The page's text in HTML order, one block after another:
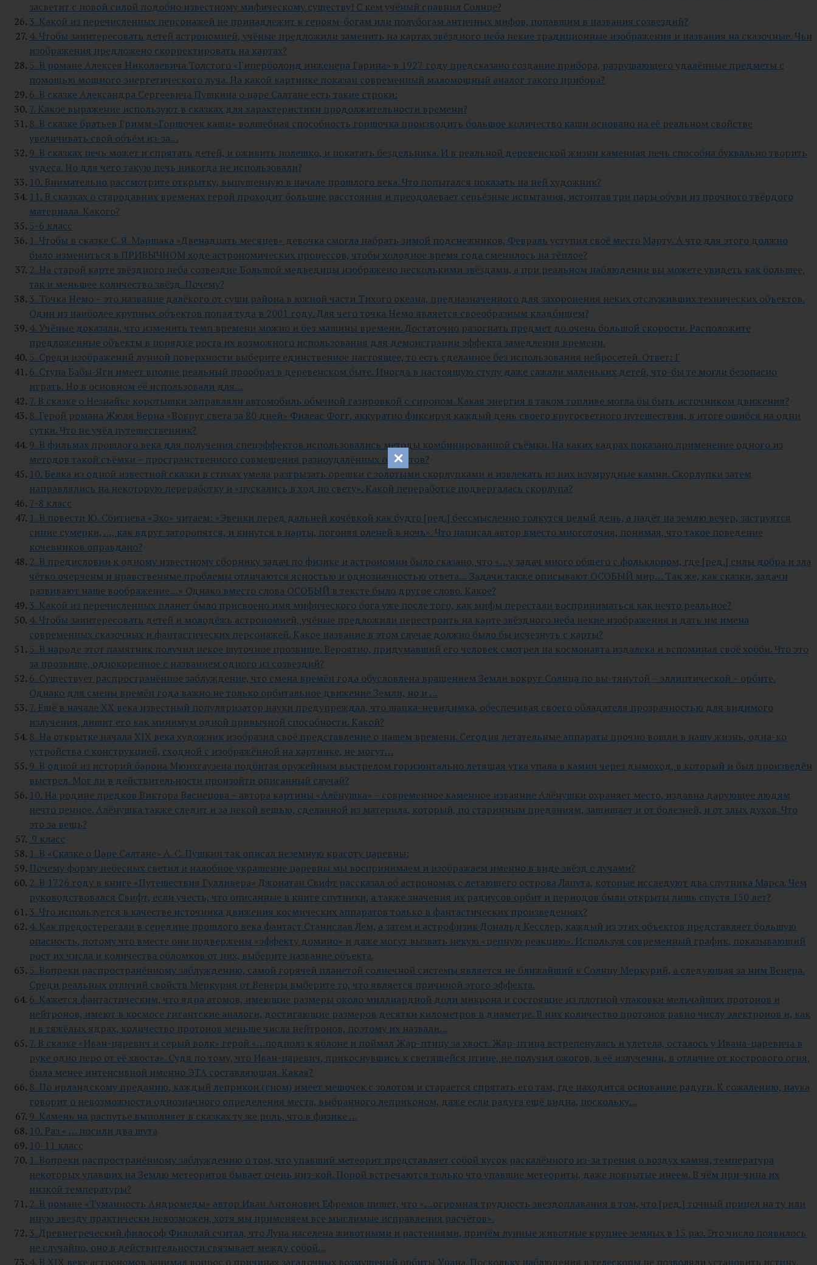
засветит с новой силой подобно известному мифическому существу! С кем учёный сравнил Солнце?
3. Какой из перечисленных персонажей не принадлежит к героям-богам или полубогам античных мифов, попавшим в названия созвездий?
4. Чтобы заинтересовать детей астрономией, учёные предложили заменить на картах звёздного неба некие традиционные изображения и названия на сказочные. Чьи
изображения предложено скорректировать на картах?
5. В романе Алексея Николаевича Толстого «Гиперболоид инженера Гарина» в 1927 году предсказано создание прибора, разрушающего удалённые предметы с
помощью мощного энергетического луча. На какой картинке показан современный маломощный аналог такого прибора?
6. В сказке Александра Сергеевича Пушкина о царе Салтане есть такие строки:
7. Какое выражение используют в сказках для характеристики продолжительности времени?
8. В сказке братьев Гримм «Горшочек каши» волшебная способность горшочка производить большое количество каши основано на её реальном свойстве
увеличивать свой объём из-за…
9. В сказках печь может и спрятать детей, и оживить полешко, и покатать бездельника. И в реальной деревенской жизни каменная печь способна буквально творить
чудеса. Но для чего такую печь никогда не использовали?
10. Внимательно рассмотрите открытку, выпущенную в начале прошлого века. Что попытался показать на ней художник?
11. В сказках о стародавних временах герой проходит большие расстояния и преодолевает серьёзные испытания, истоптав три пары обуви из прочного твёрдого
материала. Какого?
5-6 класс
1. Чтобы в сказке С. Я. Маршака «Двенадцать месяцев» девочка смогла набрать зимой подснежников, Февраль уступил своё место Марту. А что для этого должно
было измениться в ПРИВЫЧНОМ ходе астрономических процессов, чтобы холодное время года сменилось на тёплое?
2. На старой карте звёздного неба созвездие Большой медведицы изображено несколькими звёздами, а при реальном наблюдении вы можете увидеть как большее,
так и меньшее количество звёзд. Почему?
3. Точка Немо – это название далёкого от суши района в южной части Тихого океана, предназначенного для захоронения неких отслуживших технических объектов.
Один из наиболее крупных объектов попал туда в 2001 году. Для чего точка Немо является своеобразным кладбищем?
4. Учёные доказали, что изменить темп времени можно и без машины времени. Достаточно разогнать предмет до очень большой скорости. Расположите
предложенные объекты в порядке роста их возможного использования для демонстрации эффекта замедления времени.
5. Среди изображений лунной поверхности выберите единственное настоящее, то есть сделанное без использования нейросетей. Ответ: Г
6. Ступа Бабы-Яги имеет вполне реальный прообраз в деревенском быте. Иногда в настоящую ступу даже сажали маленьких детей, что-бы те могли безопасно
играть. Но в основном её использовали для…
7. В сказке о Незнайке коротышки заправляли автомобиль обычной газировкой с сиропом. Какая энергия в таком топливе могла бы быть источником движения?
8. Герой романа Жюля Верна «Вокруг света за 80 дней» Филеас Фогг, аккуратно фиксируя каждый день своего кругосветного путешествия, в итоге ошибся на одни
сутки. Что не учёл путешественник?
9. В фильмах прошлого века для получения спецэффектов использовались методы комбинированной съёмки. На каких кадрах показано применение одного из
методов такой съёмки – пространственного совмещения разноудалённых объектов?
10. Белка из одной известной сказки в стихах умела разгрызать орешки с золотыми скорлупками и извлекать из них изумрудные камни. Скорлупки затем
направлялись на некоторую переработку и «пускались в ход по свету». Какой переработке подвергалась скорлупа?
7-8 класс
1. В повести Ю. Сбитнева «Эхо» читаем: «Эвенки перед дальней кочёвкой как будто [ред.] бессмысленно толкутся целый день, а падёт на землю вечер, заструятся
синие сумерки, …, как вдруг заторопятся, и кинутся в нарты, погоняя оленей в ночь». Что написал автор вместо многоточия, понимая, что такое поведение
кочевников оправдано?
2. В предисловии к одному известному сборнику задач по физике и астрономии было сказано, что «…у задач много общего с фольклором, где [ред.] силы добра и зла
чётко очерчены и нравственные проблемы отличаются ясностью и однозначностью ответа… Задачи также описывают ОСОБЫЙ мир… Так же, как сказки, задачи
развивают наше воображение…» Однако вместо слова ОСОБЫЙ в тексте было другое слово. Какое?
3. Какой из перечисленных планет было присвоено имя мифического бога уже после того, как мифы перестали восприниматься как нечто реальное?
4. Чтобы заинтересовать детей и молодёжь астрономией, учёные предложили перестроить на карте звёздного неба некие изображения и дать им имена
современных сказочных и фантастических персонажей. Какое название в этом случае должно было бы исчезнуть с карты?
5. В народе этот памятник получил некое шуточное прозвище. Вероятно, придумавший его человек смотрел на космонавта издалека и вспоминал своё хобби. Что это
за прозвище, однокоренное с названием одного из созвездий?
6. Существует распространённое заблуждение, что смена времён года обусловлена вращением Земли вокруг Солнца по вы-тянутой – эллиптической – орбите.
Однако для смены времён года важно не только орбитальное движение Земли, но и …
7. Ещё в начале XX века известный популяризатор науки предупреждал, что шапка-невидимка, обеспечивая своего обладателя прозрачностью для видимого
излучения, лишит его как минимум одной привычной способности. Какой?
8. На открытке начала XIX века художник изобразил своё представление о нашем времени. Сегодня летательные аппараты прочно вошли в нашу жизнь, одна-ко
устройства с конструкцией, сходной с изображённой на картинке, не могут…
9. В одной из историй барона Мюнхгаузена подбитая оружейным выстрелом горизонтально летящая утка упала в камин через дымоход, в который и был произведён
выстрел. Мог ли в действительности произойти описанный случай?
10. На родине предков Виктора Васнецова – автора картины «Алёнушка» – современное каменное изваяние Алёнушки охраняет место, издавна дарующее людям
нечто ценное. Алёнушка также следит и за некой вещью, сделанной из материла, который, по старинным преданиям, защищает и от болезней, и от злых духов. Что
это за вещь?
9 класс
1. В «Сказке о Царе Салтане» А. С. Пушкин так описал неземную красоту царевны:
Почему форму небесных светил и налобное украшение царевны мы воспринимаем и изображаем именно в виде звёзд с лучами?
2. В 1726 году в книге «Путешествия Гулливера» Джонатан Свифт рассказал об астрономах с летающего острова Лапута, которые исследуют два спутника Марса. Чем
руководствовался Свифт, если учесть, что описанные в книге спутники, а также значения их радиусов орбит и периодов были открыты лишь спустя 150 лет?
3. Что используется в качестве источника движения космических аппаратов только в фантастических произведениях?
4. Как предостерегали в середине прошлого века фантаст Станислав Лем, а затем и астрофизик Дональд Кесслер, каждый из этих объектов представляет большую
опасность, потому что вместе они подвержены «эффекту домино» и даже могут вызвать некую «цепную реакцию». Используя современный график, показывающий
рост их числа и количества обломков от них, выберите название объекта.
5. Вопреки распространённому заблуждению, самой горячей планетой солнечной системы является не ближайший к Солнцу Меркурий, а следующая за ним Венера.
Среди реальных отличий свойств Меркурия от Венеры выберите то, что является причиной этого эффекта.
6. Кажется фантастическим, что ядра атомов, имеющие размеры около миллиардной доли микрона и состоящие из плотной упаковки мельчайших протонов и
нейтронов, имеют в космосе гигантские аналоги, достигающие размеров десятки километров в диаметре. В них количество протонов равно числу электронов и, как
и в тяжёлых ядрах, количество протонов меньше числа нейтронов, поэтому их назвали…
7. В сказке «Иван-царевич и серый волк» герой «…подполз к яблоне и поймал Жар-птицу за хвост. Жар-птица встрепенулась и улетела, осталось у Ивана-царевича в
руке одно перо от её хвоста». Судя по тому, что Иван-царевич, прикоснувшись к светящейся птице, не получил ожогов, в её излучении, в отличие от кострового огня,
была менее интенсивной именно ЭТА составляющая. Какая?
8. По ирландскому преданию, каждый леприкон (гном) имеет мешочек с золотом и старается спрятать его там, где находится основание радуги. К сожалению, наука
говорит о невозможности однозначного определения места, выбранного леприконом, даже если радуга ещё видна, поскольку…
9. Камень на распутье выполняет в сказках ту же роль, что в физике …
10. Раз « … носили два шута
10-11 класс
1. Вопреки распространённому заблуждению о том, что упавший метеорит представляет собой кусок раскалённого из-за трения о воздух камня, температура
некоторых упавших на Землю метеоритов бывает очень низ-кой. Порой встречаются только что упавшие метеориты, даже покрытые инеем. В чём при-чина их
низкой температуры?
2. В романе «Туманность Андромеды» автор Иван Антонович Ефремов пишет, что «…огромная трудность звездоплавания в том, что [ред.] точный прицел на ту или
иную звезду практически невозможен, хотя мы применяем все мыслимые исправления расчётов».
3. Древнегреческий философ Филолай считал, что Луна населена животными и растениями, причём лунные животные крупнее земных в 15 раз. Это число появилось
не случайно, оно в действительности связывает между собой…
4. В XIX веке астрономов занимал вопрос о причинах загадочных возмущений орбиты Урана. Поскольку наблюдения в телескопы не позволяли установить истину,